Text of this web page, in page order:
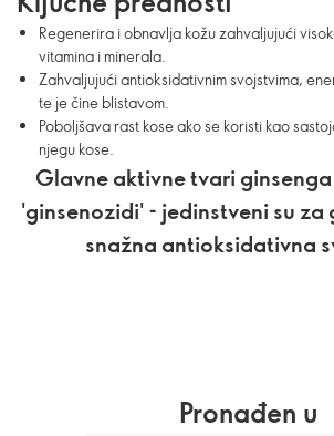
Regenerira i obnavlja kožu zahvaljujući
vitamina i minerala.
Zahvaljujući antioksidativnim svojstvima,
te je čine blistavom.
Poboljšava rast kose ako se koristi kao
njegu kose.
Glavne aktivne tvari
'ginsenozidi' - jedinstveni su za
snažna antioksidativna
Pronađen u